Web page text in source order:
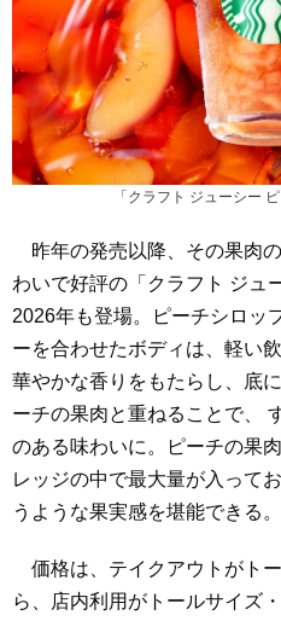
「クラフト ジューシー
昨年の発売以降、その果肉
わいで好評の「クラフト ジュ
2026年も登場。ピーチシロッ
ーを合わせたボディは、軽い
華やかな香りをもたらし、底
ーチの果肉と重ねることで、
のある味わいに。ピーチの果
レッジの中で最大量が入って
うような果実感を堪能できる。
価格は、テイクアウトがト
ら、店内利用がトールサイズ